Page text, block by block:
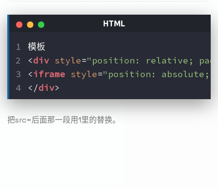
模板
<div style="position: relative;
<iframe style="position: absolute;
</div>
把src=后面那一段用1里的替换。